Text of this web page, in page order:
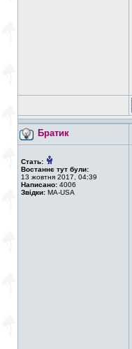
Братик
Стать:
Востаннє тут були:
13 жовтня 2017, 04:39
Написано: 4006
Звідки: MA-USA